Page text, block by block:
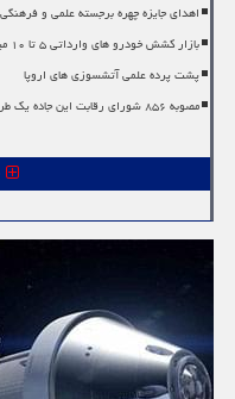
اهدای جایزه چهره برجسته علمی و
بازار کشش خودرو های وارداتی ۵ تا ۱۰ میلیارد تومانی را ندارد
پشت پرده علمی آتشسوزی های اروپا
مصوبه ۸۵۶ شورای رقابت این جاده یک طرفه است